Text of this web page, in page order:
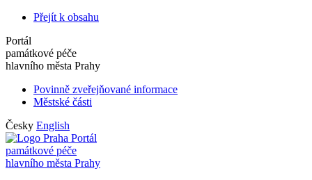
Přejít k obsahu
Portál
památkové péče
hlavního města Prahy
Povinně zveřejňované informace
Městské části
Česky English
Portál
památkové péče
hlavního města Prahy